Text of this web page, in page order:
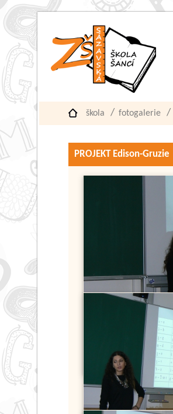
škola fotogalerie
PROJEKT Edison-Gruzie